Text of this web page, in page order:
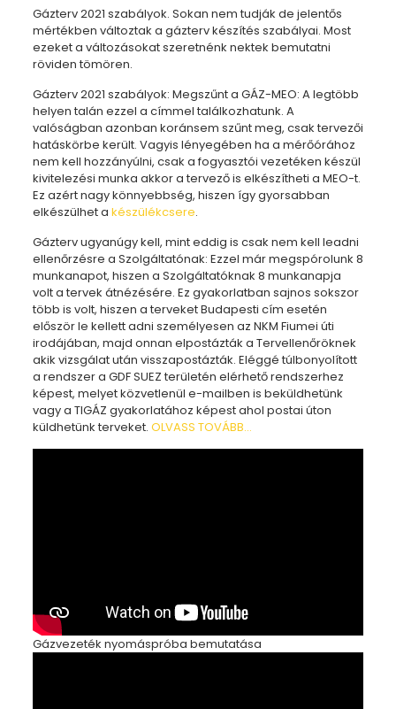
Gázterv 2021 szabályok. Sokan nem tudják de jelentős
mértékben változtak a gázterv készítés szabályai. Most
ezeket a változásokat szeretnénk nektek bemutatni
röviden tömören.
Gázterv 2021 szabályok: Megszűnt a GÁZ-MEO: A legtöbb
helyen talán ezzel a címmel találkozhatunk. A
valóságban azonban koránsem szűnt meg, csak tervezői
hatáskörbe került. Vagyis lényegében ha a mérőórához
nem kell hozzányúlni, csak a fogyasztói vezetéken készül
kivitelezési munka akkor a tervező is elkészítheti a MEO-t.
Ez azért nagy könnyebbség, hiszen így gyorsabban
elkészülhet a készülékcsere.
Gázterv ugyanúgy kell, mint eddig is csak nem kell leadni
ellenőrzésre a Szolgáltatónak: Ezzel már megspórolunk 8
munkanapot, hiszen a Szolgáltatóknak 8 munkanapja
volt a tervek átnézésére. Ez gyakorlatban sajnos sokszor
több is volt, hiszen a terveket Budapesti cím esetén
először le kellett adni személyesen az NKM Fiumei úti
irodájában, majd onnan elpostázták a Tervellenőröknek
akik vizsgálat után visszapostázták. Eléggé túlbonyolított
a rendszer a GDF SUEZ területén elérhető rendszerhez
képest, melyet közvetlenül e-mailben is beküldhetünk
vagy a TIGÁZ gyakorlatához képest ahol postai úton
küldhetünk terveket. OLVASS TOVÁBB…
Gázvezeték nyomáspróba bemutatása